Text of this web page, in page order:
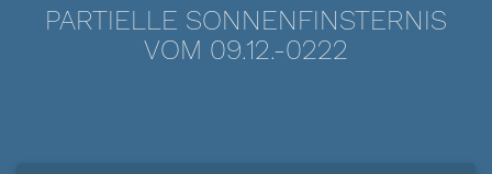
PARTIELLE SONNENFINSTERNIS
VOM 09.12.-0222